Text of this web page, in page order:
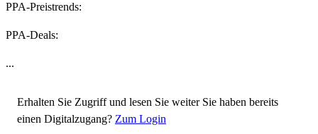
PPA-Preistrends:
PPA-Deals:
...
Erhalten Sie Zugriff und lesen Sie weiter Sie haben bereits
einen Digitalzugang? Zum Login